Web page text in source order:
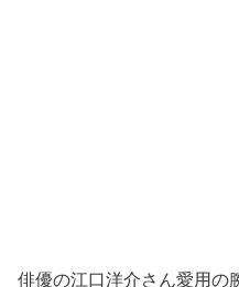
俳優の江口洋介さん愛用の